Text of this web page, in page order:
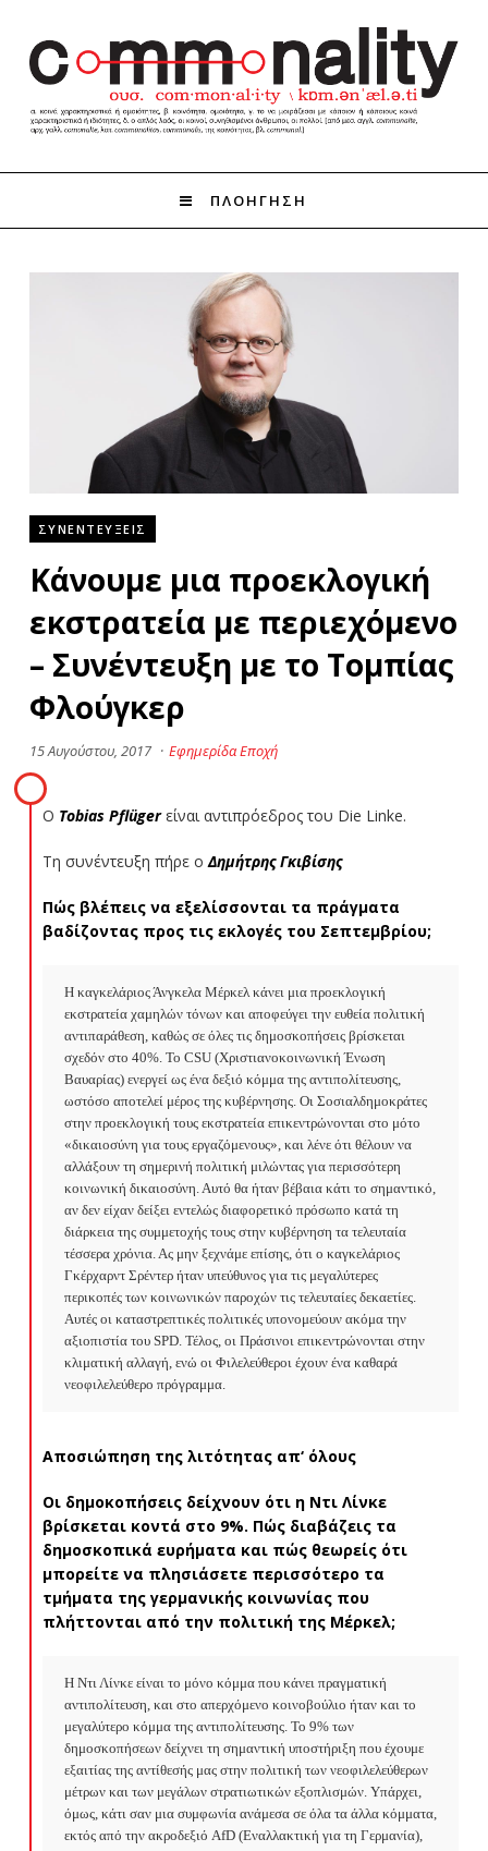
ΠΛΟΗΓΗΣΗ
ΣΥΝΕΝΤΕΥΞΕΙΣ
Κάνουμε μια προεκλογική
εκστρατεία με περιεχόμενο
– Συνέντευξη με το Τομπίας
Φλούγκερ
15 Αυγούστου, 2017 · Εφημερίδα Εποχή
Ο Tobias Pflügerείναι αντιπρόεδρος του Die Linke.
Τη συνέντευξη πήρε ο Δημήτρης Γκιβίσης
Πώς βλέπεις να εξελίσσονται τα πράγματα
βαδίζοντας προς τις εκλογές του Σεπτεμβρίου;
Η καγκελάριος Άνγκελα Μέρκελ κάνει μια προεκλογική
εκστρατεία χαμηλών τόνων και αποφεύγει την ευθεία πολιτική
αντιπαράθεση, καθώς σε όλες τις δημοσκοπήσεις βρίσκεται
σχεδόν στο 40%. Το CSU (Χριστιανοκοινωνική Ένωση
Βαυαρίας) ενεργεί ως ένα δεξιό κόμμα της αντιπολίτευσης,
ωστόσο αποτελεί μέρος της κυβέρνησης. Οι Σοσιαλδημοκράτες
στην προεκλογική τους εκστρατεία επικεντρώνονται στο μότο
«δικαιοσύνη για τους εργαζόμενους», και λένε ότι θέλουν να
αλλάξουν τη σημερινή πολιτική μιλώντας για περισσότερη
κοινωνική δικαιοσύνη. Αυτό θα ήταν βέβαια κάτι το σημαντικό,
αν δεν είχαν δείξει εντελώς διαφορετικό πρόσωπο κατά τη
διάρκεια της συμμετοχής τους στην κυβέρνηση τα τελευταία
τέσσερα χρόνια. Ας μην ξεχνάμε επίσης, ότι ο καγκελάριος
Γκέρχαρντ Σρέντερ ήταν υπεύθυνος για τις μεγαλύτερες
περικοπές των κοινωνικών παροχών τις τελευταίες δεκαετίες.
Αυτές οι καταστρεπτικές πολιτικές υπονομεύουν ακόμα την
αξιοπιστία του SPD. Τέλος, οι Πράσινοι επικεντρώνονται στην
κλιματική αλλαγή, ενώ οι Φιλελεύθεροι έχουν ένα καθαρά
νεοφιλελεύθερο πρόγραμμα.
Αποσιώπηση της λιτότηταςαπ‘ όλους
Οι δημοκοπήσεις δείχνουν ότι η Ντι Λίνκε
βρίσκεται κοντά στο 9%. Πώς διαβάζεις τα
δημοσκοπικά ευρήματα και πώς θεωρείς ότι
μπορείτε να πλησιάσετε περισσότερο τα
τμήματα της γερμανικής κοινωνίας που
πλήττονται από την πολιτική της Μέρκελ;
Η Ντι Λίνκε είναι το μόνο κόμμα που κάνει πραγματική
αντιπολίτευση, και στο απερχόμενο κοινοβούλιο ήταν και το
μεγαλύτερο κόμμα της αντιπολίτευσης. Το 9% των
δημοσκοπήσεων δείχνει τη σημαντική υποστήριξη που έχουμε
εξαιτίας της αντίθεσής μας στην πολιτική των νεοφιλελεύθερων
μέτρων και των μεγάλων στρατιωτικών εξοπλισμών. Υπάρχει,
όμως, κάτι σαν μια συμφωνία ανάμεσα σε όλα τα άλλα κόμματα,
εκτός από την ακροδεξιό AfD (Εναλλακτική για τη Γερμανία),